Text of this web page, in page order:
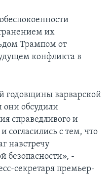
их
Трампом от
конфликта в
годовщины варварской
они обсудили
справедливого и
согласились с тем, что
навстречу
безопасности», -
секретаря премьер-